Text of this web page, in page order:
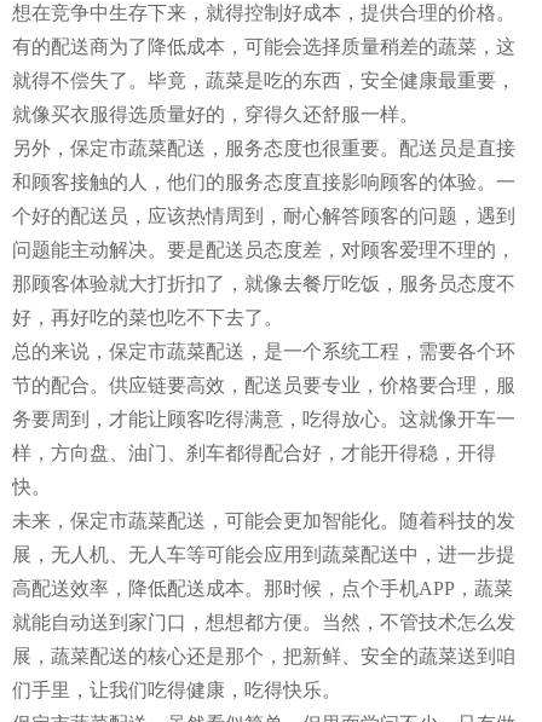
想在竞争中生存下来，就得控制好成本，提供合理的价格。
有的配送商为了降低成本，可能会选择质量稍差的蔬菜，这
就得不偿失了。毕竟，蔬菜是吃的东西，安全健康最重要，
就像买衣服得选质量好的，穿得久还舒服一样。
另外，保定市蔬菜配送，服务态度也很重要。配送员是直接
和顾客接触的人，他们的服务态度直接影响顾客的体验。一
个好的配送员，应该热情周到，耐心解答顾客的问题，遇到
问题能主动解决。要是配送员态度差，对顾客爱理不理的，
那顾客体验就大打折扣了，就像去餐厅吃饭，服务员态度不
好，再好吃的菜也吃不下去了。
总的来说，保定市蔬菜配送，是一个系统工程，需要各个环
节的配合。供应链要高效，配送员要专业，价格要合理，服
务要周到，才能让顾客吃得满意，吃得放心。这就像开车一
样，方向盘、油门、刹车都得配合好，才能开得稳，开得
快。
未来，保定市蔬菜配送，可能会更加智能化。随着科技的发
展，无人机、无人车等可能会应用到蔬菜配送中，进一步提
高配送效率，降低配送成本。那时候，点个手机APP，蔬菜
就能自动送到家门口，想想都方便。当然，不管技术怎么发
展，蔬菜配送的核心还是那个，把新鲜、安全的蔬菜送到咱
们手里，让我们吃得健康，吃得快乐。